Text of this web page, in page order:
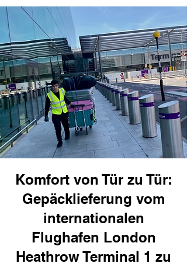
Komfort von Tür zu Tür:
Gepäcklieferung vom
internationalen
Flughafen London
Heathrow Terminal 1 zu